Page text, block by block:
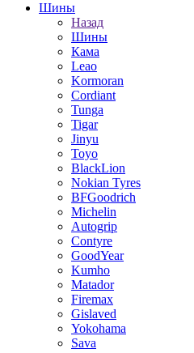
Шины
Назад
Шины
Кама
Leao
Kormoran
Cordiant
Tunga
Tigar
Jinyu
Toyo
BlackLion
Nokian Tyres
BFGoodrich
Michelin
Autogrip
Contyre
GoodYear
Kumho
Matador
Firemax
Gislaved
Yokohama
Sava